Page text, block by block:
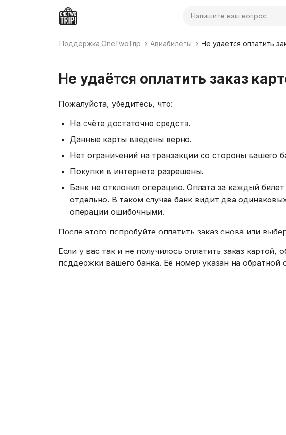
Поиск
Поддержка OneTwoTrip Авиабилеты Не удаётся оплатить
Не удаётся оплатить заказ
Пожалуйста, убедитесь, что:
На счёте достаточно средств.
Данные карты введены верно.
Нет ограничений на транзакции со стороны вашего
Покупки в интернете разрешены.
Банк не отклонил операцию. Оплата за каждый
отдельно. В таком случае банк видит два
операции ошибочными.
После этого попробуйте оплатить заказ снова или
Если у вас так и не получилось оплатить заказ картой,
поддержки вашего банка. Её номер указан на обратной